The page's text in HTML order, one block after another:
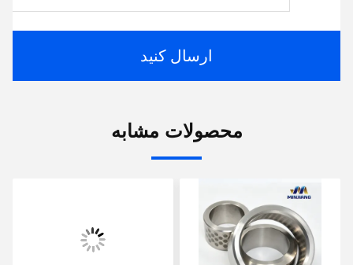
ارسال کنید
محصولات مشابه